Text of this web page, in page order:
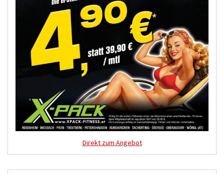
Direkt zum Angebot